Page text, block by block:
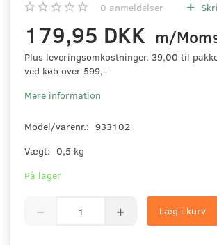
0 anmeldelser
179,95 DKK m/
Plus leveringsomkostninger. 39,00 til
ved køb over 599,-
Mere information
Model/varenr.: 933102
Vægt: 0,5 kg
På lager
Læg i kurv